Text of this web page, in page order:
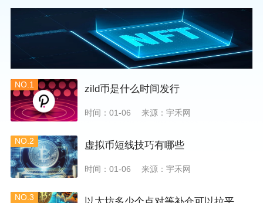
NO.1 zild币是什么时间发行
时间：01-06 来源：宇禾网
NO.2 虚拟币短线技巧有哪些
时间：01-06 来源：宇禾网
NO.3